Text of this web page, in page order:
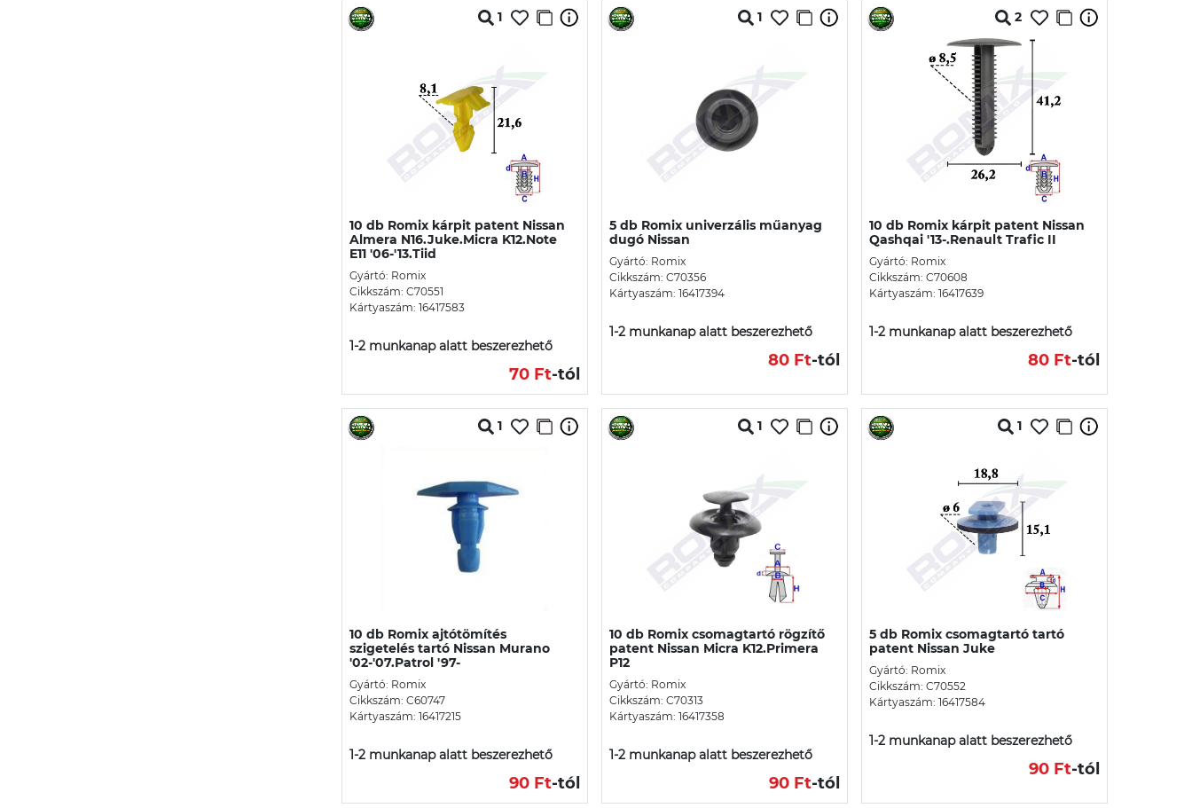
1
10 db Romix kárpit patent Nissan
Almera N16.Juke.Micra K12.Note
E11 '06-'13.Tiid
Gyártó: Romix
Cikkszám: C70551
Kártyaszám: 16417583
1-2 munkanap alatt beszerezhető
70 Ft-tól
1
5 db Romix univerzális műanyag
dugó Nissan
Gyártó: Romix
Cikkszám: C70356
Kártyaszám: 16417394
1-2 munkanap alatt beszerezhető
80 Ft-tól
2
10 db Romix kárpit patent Nissan
Qashqai '13-.Renault Trafic II
Gyártó: Romix
Cikkszám: C70608
Kártyaszám: 16417639
1-2 munkanap alatt beszerezhető
80 Ft-tól
1
10 db Romix ajtótömítés
szigetelés tartó Nissan Murano
'02-'07.Patrol '97-
Gyártó: Romix
Cikkszám: C60747
Kártyaszám: 16417215
1-2 munkanap alatt beszerezhető
90 Ft-tól
1
10 db Romix csomagtartó rögzítő
patent Nissan Micra K12.Primera
P12
Gyártó: Romix
Cikkszám: C70313
Kártyaszám: 16417358
1-2 munkanap alatt beszerezhető
90 Ft-tól
1
5 db Romix csomagtartó tartó
patent Nissan Juke
Gyártó: Romix
Cikkszám: C70552
Kártyaszám: 16417584
1-2 munkanap alatt beszerezhető
90 Ft-tól